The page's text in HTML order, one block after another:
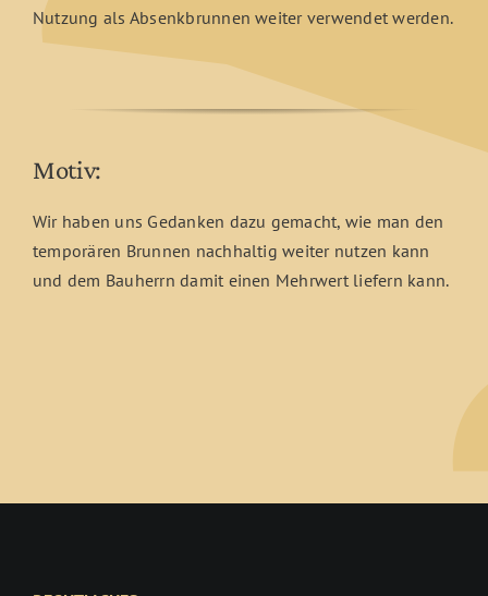
Nutzung als Absenkbrunnen weiter verwendet werden.
Motiv:
Wir haben uns Gedanken dazu gemacht, wie man den
temporären Brunnen nachhaltig weiter nutzen kann
und dem Bauherrn damit einen Mehrwert liefern kann.